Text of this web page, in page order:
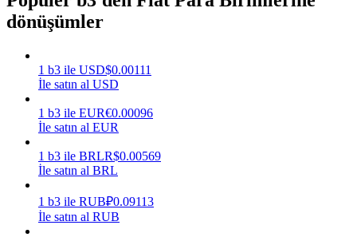
Kazan
Power Piggy
Günlük rekabetçi ödüller kazanın
dönüşümler
1 b3 ile USD$0.00111
İle satın al USD
1 b3 ile EUR€0.00096
İle satın al EUR
1 b3 ile BRLR$0.00569
İle satın al BRL
1 b3 ile RUB₽0.09113
İle satın al RUB